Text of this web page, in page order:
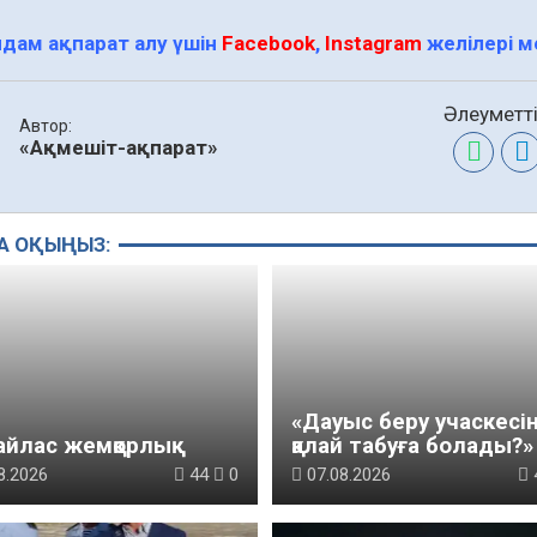
ақпарат алу үшін Facebook, Instagram желілері
Автор:
«Ақмешіт-ақпарат»
ОҚЫҢЫЗ:
жемқорлық
44 0
«Дауыс беру учаскесін
қалай табуға болады?»￼
07.08.2026